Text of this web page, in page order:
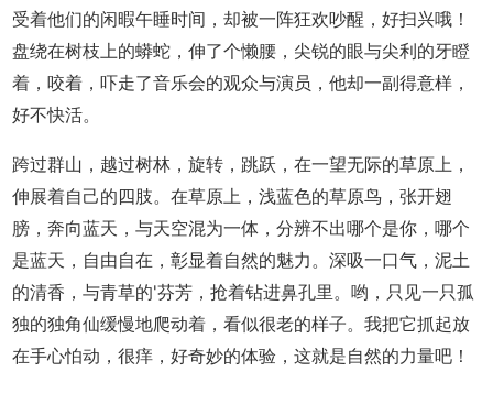
受着他们的闲暇午睡时间，却被一阵狂欢吵醒，好扫兴哦！
盘绕在树枝上的蟒蛇，伸了个懒腰，尖锐的眼与尖利的牙瞪
着，咬着，吓走了音乐会的观众与演员，他却一副得意样，
好不快活。
跨过群山，越过树林，旋转，跳跃，在一望无际的草原上，
伸展着自己的四肢。在草原上，浅蓝色的草原鸟，张开翅
膀，奔向蓝天，与天空混为一体，分辨不出哪个是你，哪个
是蓝天，自由自在，彰显着自然的魅力。深吸一口气，泥土
的清香，与青草的'芬芳，抢着钻进鼻孔里。哟，只见一只孤
独的独角仙缓慢地爬动着，看似很老的样子。我把它抓起放
在手心怕动，很痒，好奇妙的体验，这就是自然的力量吧！